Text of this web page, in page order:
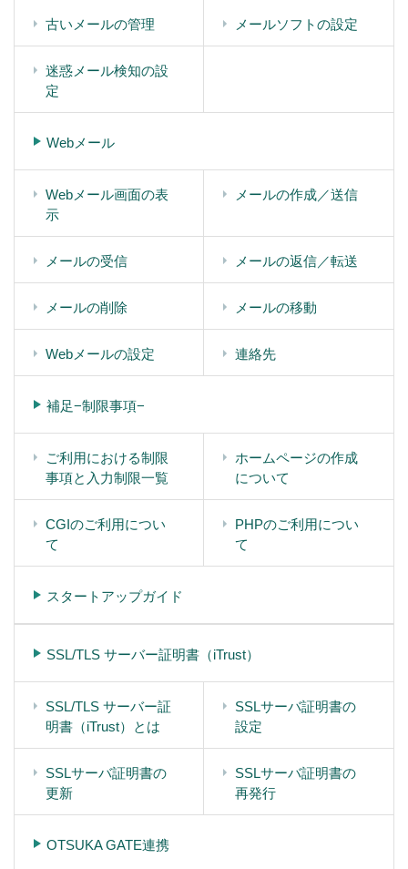
古いメールの管理 メールソフトの設定
迷惑メール検知の設
定
Webメール
Webメール画面の表
示
メールの作成／送信
メールの受信 メールの返信／転送
メールの削除 メールの移動
Webメールの設定 連絡先
補足−制限事項−
ご利用における制限
事項と入力制限一覧
ホームページの作成
について
CGIのご利用につい
て
PHPのご利用につい
て
スタートアップガイド
SSL/TLS サーバー証明書（iTrust）
SSL/TLS サーバー証
明書（iTrust）とは
SSLサーバ証明書の
設定
SSLサーバ証明書の
更新
SSLサーバ証明書の
再発行
OTSUKA GATE連携